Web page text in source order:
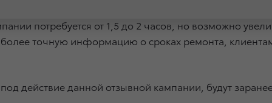
потребуется от 1,5 до 2 часов, но возможно
точную информацию о сроках ремонта,
действие данной отзывной кампании, будут